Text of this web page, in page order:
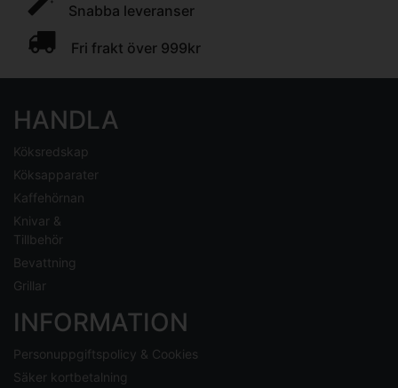
Snabba leveranser
Fri frakt över 999kr
HANDLA
Köksredskap
Köksapparater
Kaffehörnan
Knivar &
Tillbehör
Bevattning
Grillar
INFORMATION
Personuppgiftspolicy & Cookies
Säker kortbetalning